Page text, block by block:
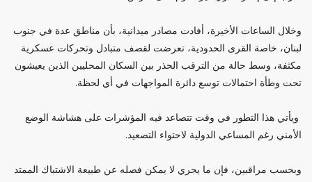
وخلال الساعات الأخيرة، أفادت مصادر ميدانية، بأن مناطق عدة في جنوب
لبنان، خاصة القرى الحدودية، تعرضت لقصف متبادل وتحركات عسكرية
مكثفة، وسط حالة من الترقب الحذر بين السكان المحليين الذين يعيشون
تحت وطأة احتمالات توسع دائرة المواجهات في أي لحظة.
ويأتي هذا التطور في وقت تتصاعد فيه المؤشرات على هشاشة الوضع
الأمني رغم المساعي الدولية لاحتواء التصعيد.
وبحسب مراقبين، فإن ما يجري لا يمكن فصله عن طبيعة الاشتباك الممتد